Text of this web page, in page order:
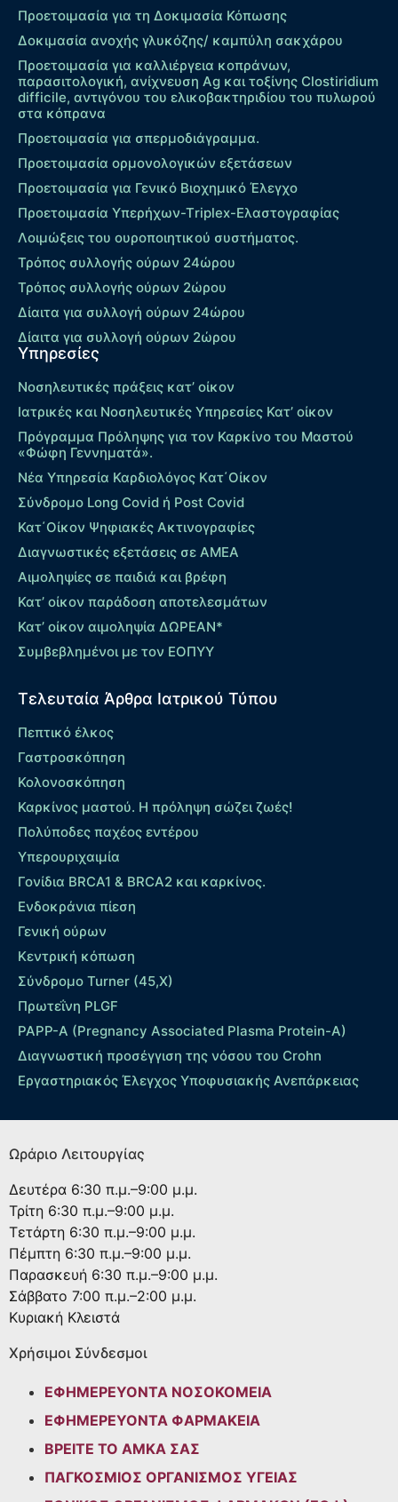
Προετοιμασία για τη Δοκιμασία Κόπωσης
Δοκιμασία ανοχής γλυκόζης/ καμπύλη σακχάρου
Προετοιμασία για καλλιέργεια κοπράνων,
παρασιτολογική, ανίχνευση Ag και τοξίνης Clostiridium
difficile, αντιγόνου του ελικοβακτηριδίου του πυλωρού
στα κόπρανα
Προετοιμασία για σπερμοδιάγραμμα.
Προετοιμασία ορμονολογικών εξετάσεων
Προετοιμασία για Γενικό Βιοχημικό Έλεγχο
Προετοιμασία Υπερήχων-Τriplex-Ελαστογραφίας
Λοιμώξεις του ουροποιητικού συστήματος.
Τρόπος συλλογής ούρων 24ώρου
Τρόπος συλλογής ούρων 2ώρου
Δίαιτα για συλλογή ούρων 24ώρου
Δίαιτα για συλλογή ούρων 2ώρου
Υπηρεσίες
Νοσηλευτικές πράξεις κατ’ οίκον
Ιατρικές και Νοσηλευτικές Υπηρεσίες Κατ’ οίκον
Πρόγραμμα Πρόληψης για τον Καρκίνο του Μαστού
«Φώφη Γεννηματά».
Νέα Υπηρεσία Καρδιολόγος Kατ΄Οίκον
Σύνδρομο Long Covid ή Post Covid
Κατ΄Οίκον Ψηφιακές Ακτινογραφίες
Διαγνωστικές εξετάσεις σε ΑΜΕΑ
Αιμοληψίες σε παιδιά και βρέφη
Κατ’ οίκον παράδοση αποτελεσμάτων
Κατ’ οίκον αιμοληψία ΔΩΡΕΑΝ*
Συμβεβλημένοι με τον ΕΟΠΥΥ
Τελευταία Άρθρα Ιατρικού Τύπου
Πεπτικό έλκος
Γαστροσκόπηση
Κολονοσκόπηση
Καρκίνος μαστού. Η πρόληψη σώζει ζωές!
Πολύποδες παχέος εντέρου
Yπερουριχαιμία
Γονίδια BRCA1 & BRCA2 και καρκίνος.
Ενδοκράνια πίεση
Γενική ούρων
Κεντρική κόπωση
Σύνδρομο Turner (45,X)
Πρωτεΐνη PLGF
PAPP-A (Pregnancy Associated Plasma Protein-A)
Διαγνωστική προσέγγιση της νόσου του Crohn
Εργαστηριακός Έλεγχος Υποφυσιακής Ανεπάρκειας
Ωράριο Λειτουργίας
Δευτέρα 6:30 π.μ.–9:00 μ.μ.
Τρίτη 6:30 π.μ.–9:00 μ.μ.
Τετάρτη 6:30 π.μ.–9:00 μ.μ.
Πέμπτη 6:30 π.μ.–9:00 μ.μ.
Παρασκευή 6:30 π.μ.–9:00 μ.μ.
Σάββατο 7:00 π.μ.–2:00 μ.μ.
Κυριακή Κλειστά
Χρήσιμοι Σύνδεσμοι
ΕΦΗΜΕΡΕΥΟΝΤΑ ΝΟΣΟΚΟΜΕΙΑ
ΕΦΗΜΕΡΕΥΟΝΤΑ ΦΑΡΜΑΚΕΙΑ
ΒΡΕΙΤΕ ΤΟ ΑΜΚΑ ΣΑΣ
ΠΑΓΚΟΣΜΙΟΣ ΟΡΓΑΝΙΣΜΟΣ ΥΓΕΙΑΣ